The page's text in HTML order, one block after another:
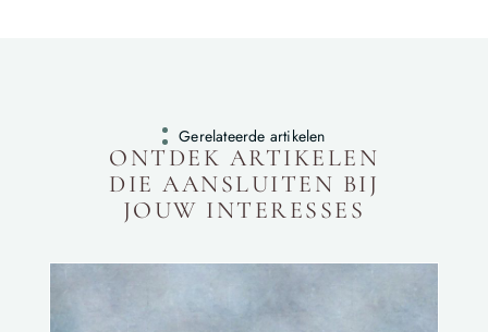
Gerelateerde artikelen
ONTDEK ARTIKELEN
DIE AANSLUITEN BIJ
JOUW INTERESSES